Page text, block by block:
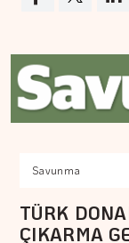
Savunma
TÜRK
ÇIKARMA